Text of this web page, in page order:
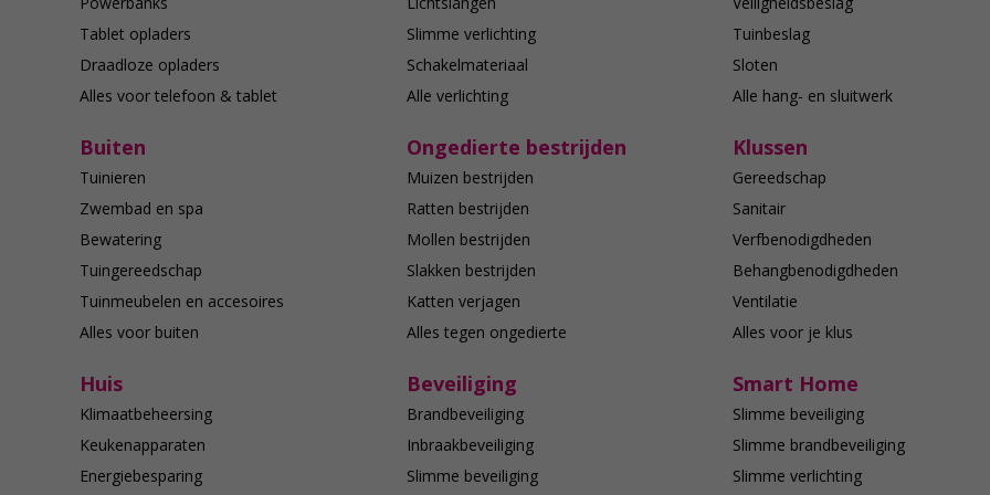
Tablet opladers
Draadloze opladers
Alles voor telefoon & tablet
Slimme verlichting
Schakelmateriaal
Alle verlichting
Tuinbeslag
Sloten
Alle hang- en sluitwerk
Buiten
Tuinieren
Zwembad en spa
Bewatering
Tuingereedschap
Tuinmeubelen en accesoires
Alles voor buiten
Ongedierte bestrijden
Muizen bestrijden
Ratten bestrijden
Mollen bestrijden
Slakken bestrijden
Katten verjagen
Alles tegen ongedierte
Klussen
Gereedschap
Sanitair
Verfbenodigdheden
Behangbenodigdheden
Ventilatie
Alles voor je klus
Huis
Klimaatbeheersing
Keukenapparaten
Energiebesparing
Beveiliging
Brandbeveiliging
Inbraakbeveiliging
Slimme beveiliging
Smart Home
Slimme beveiliging
Slimme brandbeveiliging
Slimme verlichting